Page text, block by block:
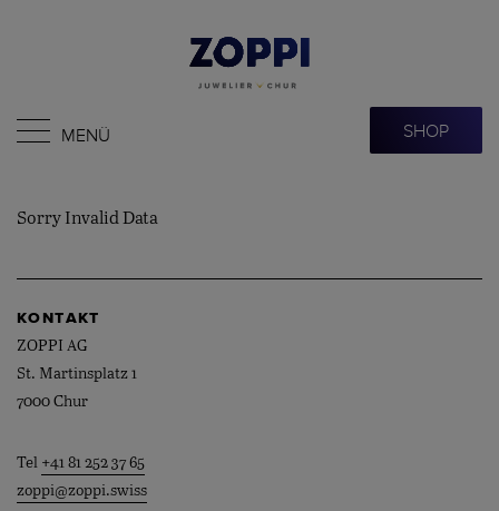
MENÜ SHOP
Sorry Invalid Data
KONTAKT
ZOPPI AG
St. Martinsplatz 1
7000 Chur
Tel +41 81 252 37 65
zoppi@zoppi.swiss